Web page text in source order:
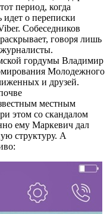
период, когда
о переписки
Собеседников
говоря лишь
гордумы Владимир
Молодежного
и друзей.
местным
этом со скандалом
ему Маркевич дал
структуру. А